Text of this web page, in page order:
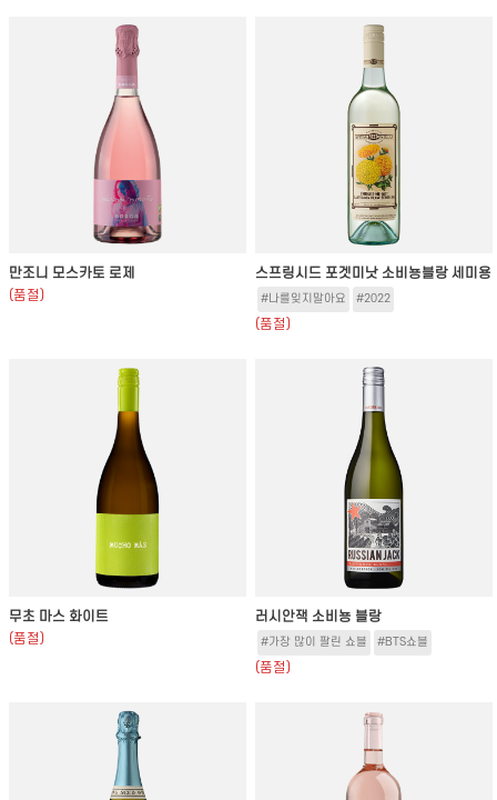
만조니 모스카토 로제
(품절)
스프링시드 포겟미낫 소비뇽블랑 세미용
#나를잊지말아요 #2022
(품절)
무초 마스 화이트
(품절)
러시안잭 소비뇽 블랑
#가장 많이 팔린 쇼블 #BTS쇼블
(품절)